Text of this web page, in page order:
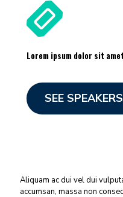
Lorem ipsum dolor sit
SEE SPEAKERS
Aliquam ac dui vel dui
accumsan, massa non